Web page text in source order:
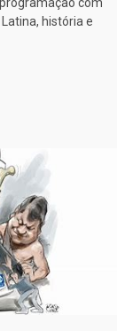
com
história e